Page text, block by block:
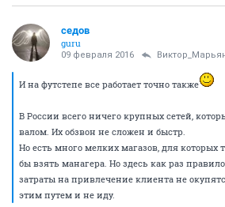
седов
guru
09 февраля 2016
И на футстепе все работает точно также
В России всего ничего крупных сетей,
валом. Их обзвон не сложен и быстр.
Но есть много мелких магазов, для которых
бы взять манагера. Но здесь как раз
затраты на привлечение клиента не
этим путем и не иду.